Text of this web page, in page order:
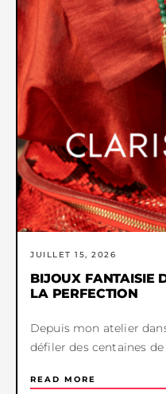
JUILLET 15, 2026
BIJOUX FANTAISIE
LA PERFECTION
Depuis mon atelier
défiler des centaines
READ MORE